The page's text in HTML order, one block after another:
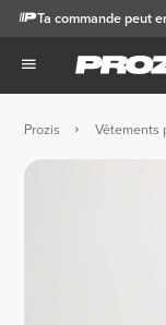
Ta commande peut
Prozis Vêtements